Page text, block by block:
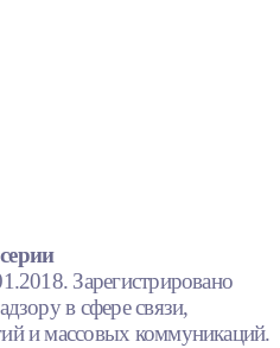
Зарегистрировано
в сфере связи,
и массовых коммуникаций.